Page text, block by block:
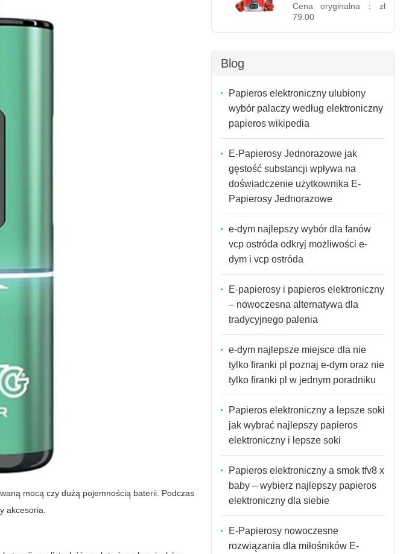
mocą czy dużą pojemnością baterii. Podczas
akcesoria.
Cena oryginalna： zł
79.00
Blog
Papieros elektroniczny ulubiony
wybór palaczy według elektroniczny
papieros wikipedia
E-Papierosy Jednorazowe jak
gęstość substancji wpływa na
doświadczenie użytkownika E-
Papierosy Jednorazowe
e-dym najlepszy wybór dla fanów
vcp ostróda odkryj możliwości e-
dym i vcp ostróda
E-papierosy i papieros elektroniczny
– nowoczesna alternatywa dla
tradycyjnego palenia
e-dym najlepsze miejsce dla nie
tylko firanki pl poznaj e-dym oraz nie
tylko firanki pl w jednym poradniku
Papieros elektroniczny a lepsze soki
jak wybrać najlepszy papieros
elektroniczny i lepsze soki
Papieros elektroniczny a smok tfv8 x
baby – wybierz najlepszy papieros
elektroniczny dla siebie
E-Papierosy nowoczesne
rozwiązania dla miłośników E-